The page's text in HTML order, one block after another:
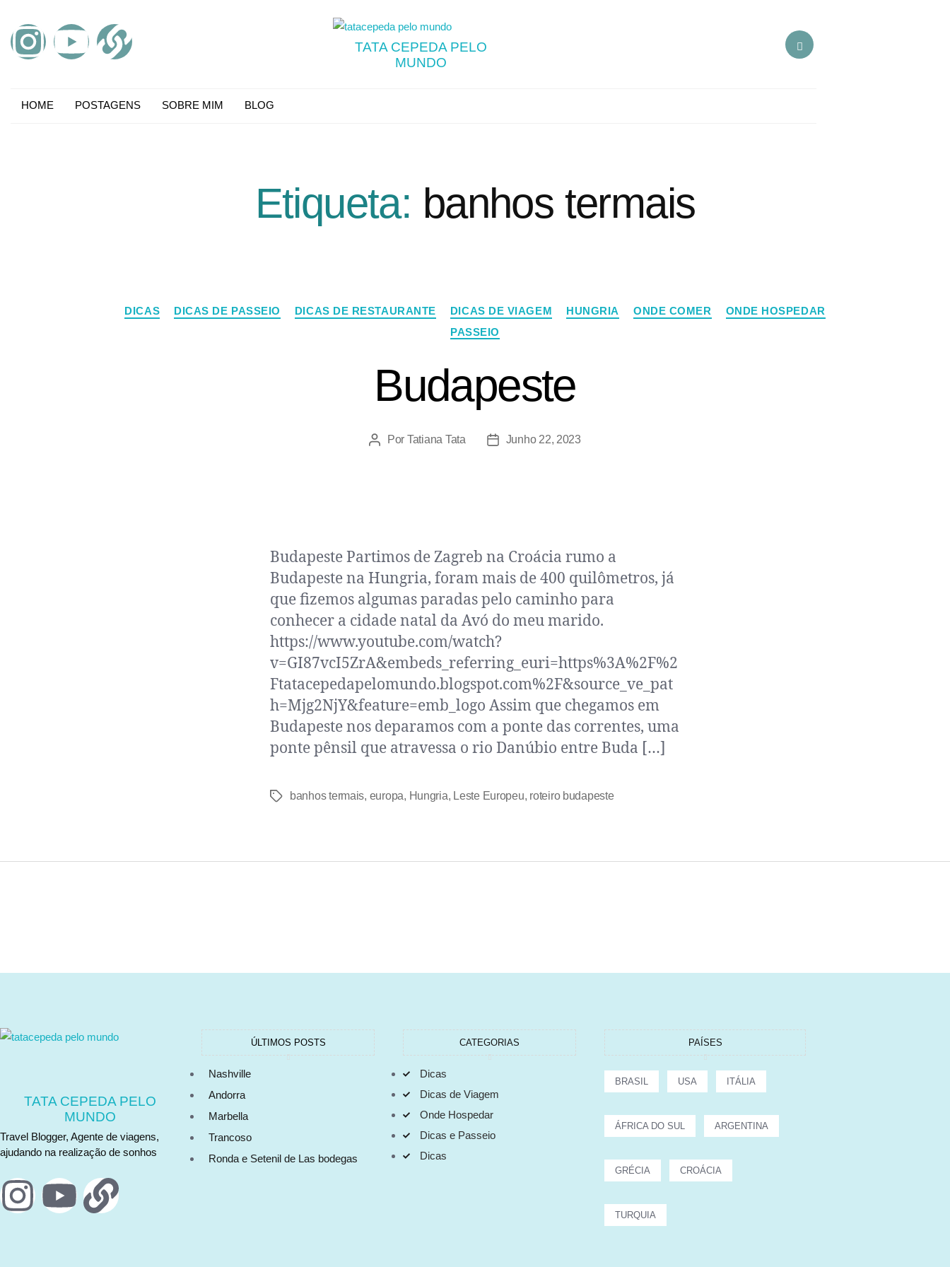
TATA CEPEDA PELO
MUNDO
HOME POSTAGENS SOBRE MIM BLOG
Etiqueta: banhos termais
DICAS DICAS DE PASSEIO DICAS DE RESTAURANTE DICAS DE VIAGEM HUNGRIA ONDE COMER
ONDE HOSPEDAR
PASSEIO
Budapeste
Por Tatiana Tata Junho 22, 2023
Budapeste Partimos de Zagreb na Croácia rumo a
Budapeste na Hungria, foram mais de 400 quilômetros, já
que fizemos algumas paradas pelo caminho para
conhecer a cidade natal da Avó do meu marido.
https://www.youtube.com/watch?
v=GI87vcI5ZrA&embeds_referring_euri=https%3A%2F%2
Ftatacepedapelomundo.blogspot.com%2F&source_ve_pat
h=Mjg2NjY&feature=emb_logo Assim que chegamos em
Budapeste nos deparamos com a ponte das correntes, uma
ponte pênsil que atravessa o rio Danúbio entre Buda […]
banhos termais, europa, Hungria, Leste Europeu, roteiro budapeste
TATA CEPEDA PELO
MUNDO
Travel Blogger, Agente de viagens,
ajudando na realização de sonhos
ÚLTIMOS POSTS
Nashville
Andorra
Marbella
Trancoso
Ronda e Setenil de Las bodegas
CATEGORIAS
Dicas
Dicas de Viagem
Onde Hospedar
Dicas e Passeio
Dicas
PAÍSES
BRASIL USA ITÁLIA
ÁFRICA DO SUL ARGENTINA
GRÉCIA CROÁCIA
TURQUIA